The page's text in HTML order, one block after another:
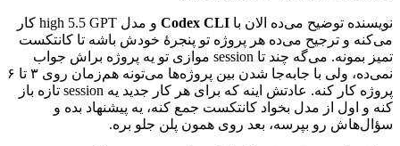
نویسنده توضیح می‌ده الان با Codex CLI و مدل GPT
5.5
high کار
می‌کنه و ترجیح می‌ده هر پروژه تو پنجرهٔ خودش باشه تا کانتکست
تمیز بمونه. می‌گه چند تا session موازی تو یه پروژه براش جواب
نمی‌ده، ولی با جابه‌جا شدن بین پروژه‌ها می‌تونه هم‌زمان روی ۳ تا ۶
پروژه کار کنه. عادتش اینه که برای هر کار جدید یه session تازه باز
کنه و اول از مدل بخواد کانتکست جمع کنه، یه پیشنهاد بده و
سؤال‌هاش رو بپرسه، بعد روی همون پلن جلو بره.